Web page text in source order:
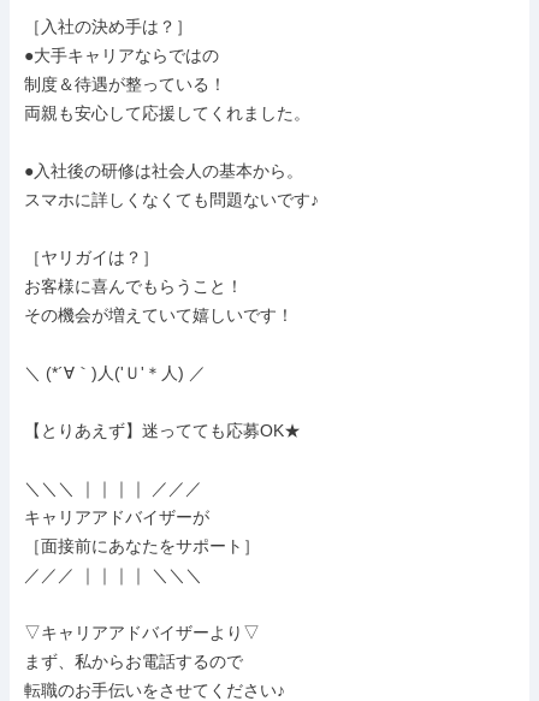
［入社の決め手は？］
●大手キャリアならではの
制度＆待遇が整っている！
両親も安心して応援してくれました。
●入社後の研修は社会人の基本から。
スマホに詳しくなくても問題ないです♪
［ヤリガイは？］
お客様に喜んでもらうこと！
その機会が増えていて嬉しいです！
＼ (*´∀｀)人('Ｕ'＊人) ／
【とりあえず】迷ってても応募OK★
＼＼＼ ｜｜｜｜ ／／／
キャリアアドバイザーが
［面接前にあなたをサポート］
／／／ ｜｜｜｜ ＼＼＼
▽キャリアアドバイザーより▽
まず、私からお電話するので
転職のお手伝いをさせてください♪